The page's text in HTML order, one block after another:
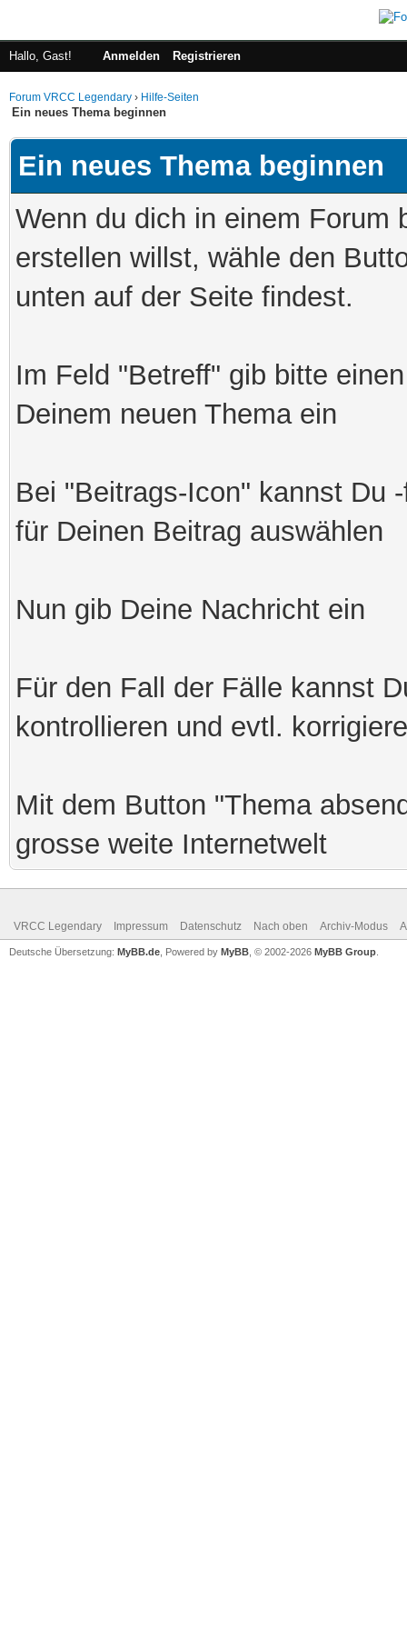
Hallo, Gast! Anmelden Registrieren
Forum VRCC Legendary › Hilfe-Seiten
Ein neues Thema beginnen
Ein neues Thema beginnen
Wenn du dich in einem Forum
erstellen willst, wähle den
unten auf der Seite findest.
Im Feld "Betreff" gib bitte
Deinem neuen Thema ein
Bei "Beitrags-Icon" kannst Du
für Deinen Beitrag auswählen
Nun gib Deine Nachricht ein
Für den Fall der Fälle kannst
kontrollieren und evtl.
Mit dem Button "Thema
grosse weite Internetwelt
VRCC Legendary Impressum Datenschutz Nach oben Archiv-Modus
Deutsche Übersetzung: MyBB.de , Powered by MyBB , © 2002-2026 MyBB Group